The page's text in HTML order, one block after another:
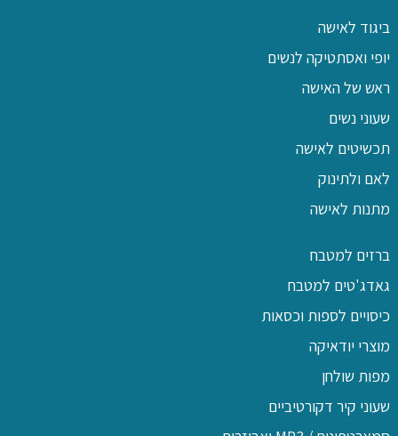
ביגוד לאישה
יופי ואסתטיקה לנשים
ראש של האישה
שעוני נשים
תכשיטים לאישה
לאם ולתינוק
מתנות לאישה
ברזים למטבח
גאדג'טים למטבח
כיסויים לספות וכסאות
מוצרי יודאיקה
מפות שולחן
שעוני קיר דקורטיביים